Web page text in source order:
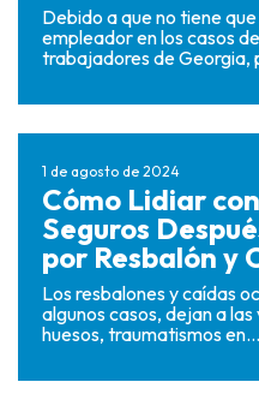
Debido a que no tiene
empleador en los casos
trabajadores de Georgia,
1 de agosto de 2024
Cómo Lidiar
Seguros
por Resbalón y
Los resbalones y caídas
algunos casos, dejan a
huesos, traumatismos en...